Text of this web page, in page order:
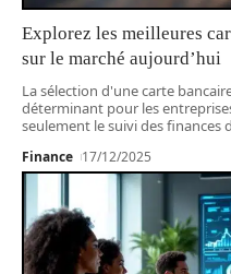
Explorez les meilleures
sur le marché aujourd’hui
La sélection d'une carte
déterminant pour les
seulement le suivi des finances
Finance 17/12/2025